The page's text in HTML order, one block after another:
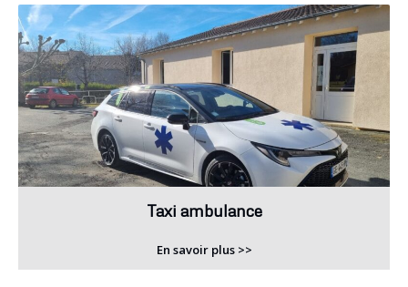
Taxi ambulance
En savoir plus >>